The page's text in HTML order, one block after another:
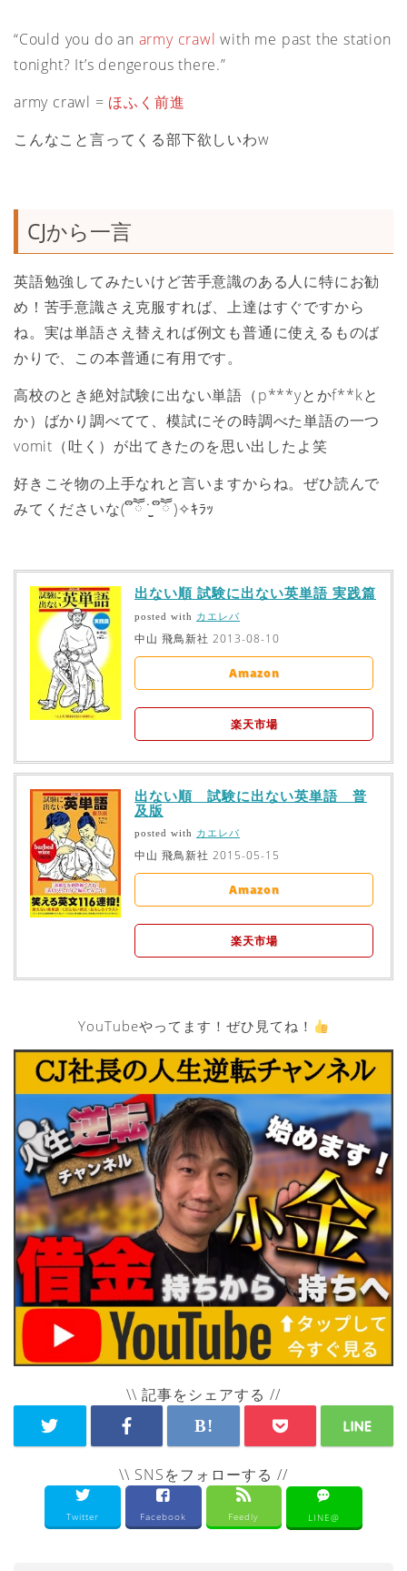
“Could you do an army crawl with me past the station
tonight? It’s dengerous there.”
army crawl = ほふく前進
こんなこと言ってくる部下欲しいわw
CJから一言
英語勉強してみたいけど苦手意識のある人に特にお勧
め！苦手意識さえ克服すれば、上達はすぐですから
ね。実は単語さえ替えれば例文も普通に使えるものば
かりで、この本普通に有用です。
高校のとき絶対試験に出ない単語（p***yとかf**kと
か）ばかり調べてて、模試にその時調べた単語の一つ
vomit（吐く）が出てきたのを思い出したよ笑
好きこそ物の上手なれと言いますからね。ぜひ読んで
みてくださいな( ຶཽ ˙̫̮ ຶཽ )✧ｷﾗｯ
出ない順 試験に出ない英単語 実践篇
posted with カエレバ
中山 飛鳥新社 2013-08-10
Amazon
楽天市場
出ない順 試験に出ない英単語 普
及版
posted with カエレバ
中山 飛鳥新社 2015-05-15
Amazon
楽天市場
YouTubeやってます！ぜひ見てね！
\\ 記事をシェアする //
\\ SNSをフォローする //
Twitter Facebook Feedly LINE@